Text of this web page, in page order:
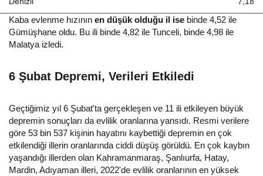
Kaba evlenme hızının en düşük olduğu il ise binde 4,52 ile
Gümüşhane oldu. Bu ili binde 4,82 ile Tunceli, binde 4,98 ile
Malatya izledi.
6 Şubat Depremi, Verileri Etkiledi
Geçtiğimiz yıl 6 Şubat'ta gerçekleşen ve 11 ili etkileyen büyük
depremin sonuçları da evlilik oranlarına yansıdı. Resmi verilere
göre 53 bin 537 kişinin hayatını kaybettiği depremin en çok
etkilendiği illerin oranlarında ciddi düşüş görüldü. En çok kaybın
yaşandığı illerden olan Kahramanmaraş, Şanlıurfa, Hatay,
Mardin, Adıyaman illeri, 2022'de evlilik oranlarının en yüksek